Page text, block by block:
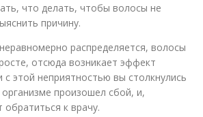
что делать, чтобы волосы не
причину.
распределяется, волосы
отсюда возникает эффект
с этой неприятностью вы столкнулись
произошел сбой, и,
к врачу.